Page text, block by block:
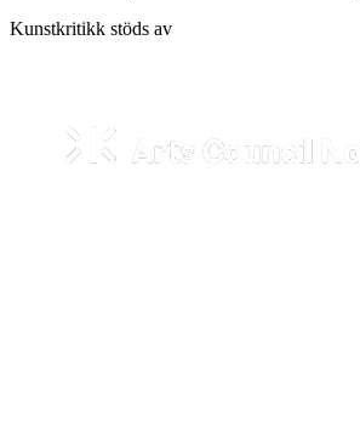
Kunstkritikk stöds av